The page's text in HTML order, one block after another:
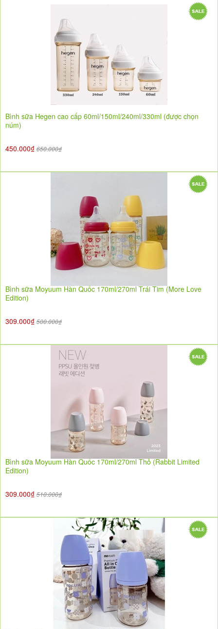
Bình sữa Hegen cao cấp 60ml/150ml/240ml/330ml (được chọn
núm)
450.000₫ 650.000₫
Bình sữa Moyuum Hàn Quốc 170ml/270ml Trái Tim (More Love
Edition)
309.000₫ 500.000₫
Bình sữa Moyuum Hàn Quốc 170ml/270ml Thỏ (Rabbit Limited
Edition)
309.000₫ 510.000₫